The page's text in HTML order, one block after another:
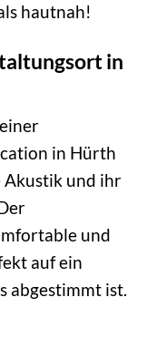
hautnah!
in
in Hürth
und ihr
und
auf ein
abgestimmt ist.